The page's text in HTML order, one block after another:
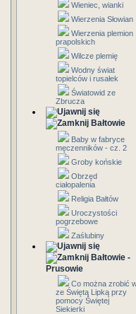
Wieniec, wianki
Wierzenia Słowian
Wierzenia plemion
prapolskich
Wilcze plemię
Wodny świat
topielców i rusałek
Światowid ze
Zbrucza
Bałtowie
Baby w fabryce
męczenników - cz. 2
Groby końskie
Obrzęd
ciałopalenia
Religia Bałtów
Uroczystości
pogrzebowe
Zaślubiny
Bałtowie -
Prusowie
Co można zrobić
ze Świętą Lipką przy
pomocy Świętej
Siekierki